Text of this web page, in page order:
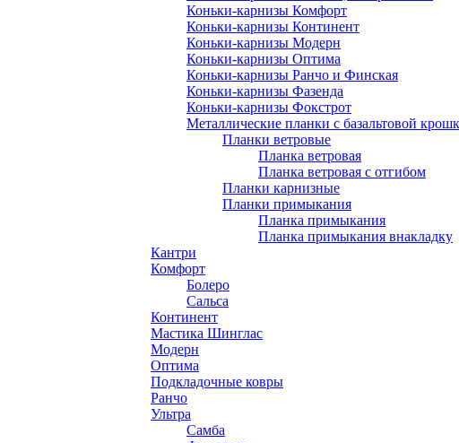
Коньки-карнизы Комфорт
Коньки-карнизы Континент
Коньки-карнизы Модерн
Коньки-карнизы Оптима
Коньки-карнизы Ранчо и Финская
Коньки-карнизы Фазенда
Коньки-карнизы Фокстрот
Металлические планки с базальтовой
Планки ветровые
Планка ветровая
Планка ветровая с отгибом
Планки карнизные
Планки примыкания
Планка примыкания
Планка примыкания внакладку
Кантри
Комфорт
Болеро
Сальса
Континент
Мастика Шинглас
Модерн
Оптима
Подкладочные ковры
Ранчо
Ультра
Самба